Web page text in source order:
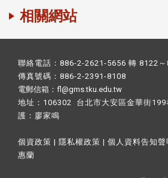
相關網站
聯絡電話：886-2-2621-5656 轉 8122
傳真號碼：886-2-2391-8108
電郵信箱：fl@gms.tku.edu.tw
地址：106302 台北市大安區金華街
護： 廖家鳴​
個資政策 | 隱私權政策 | 個人資料告知聲
惠蘭